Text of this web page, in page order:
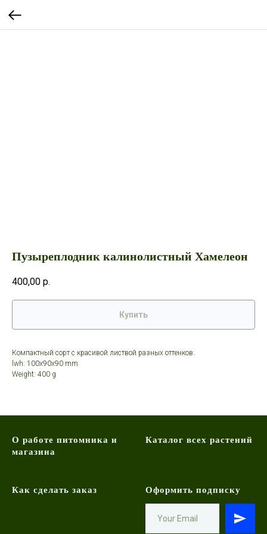
Пузыреплодник калинолистный Хамелеон
400,00 р.
Купить
Компактный сорт с красивой листвой разных оттенков.
lwh: 100x90x90 mm
Weight: 400 g
О работе питомника и
магазина
Каталог всех растений
Как сделать заказ Оформить подписку